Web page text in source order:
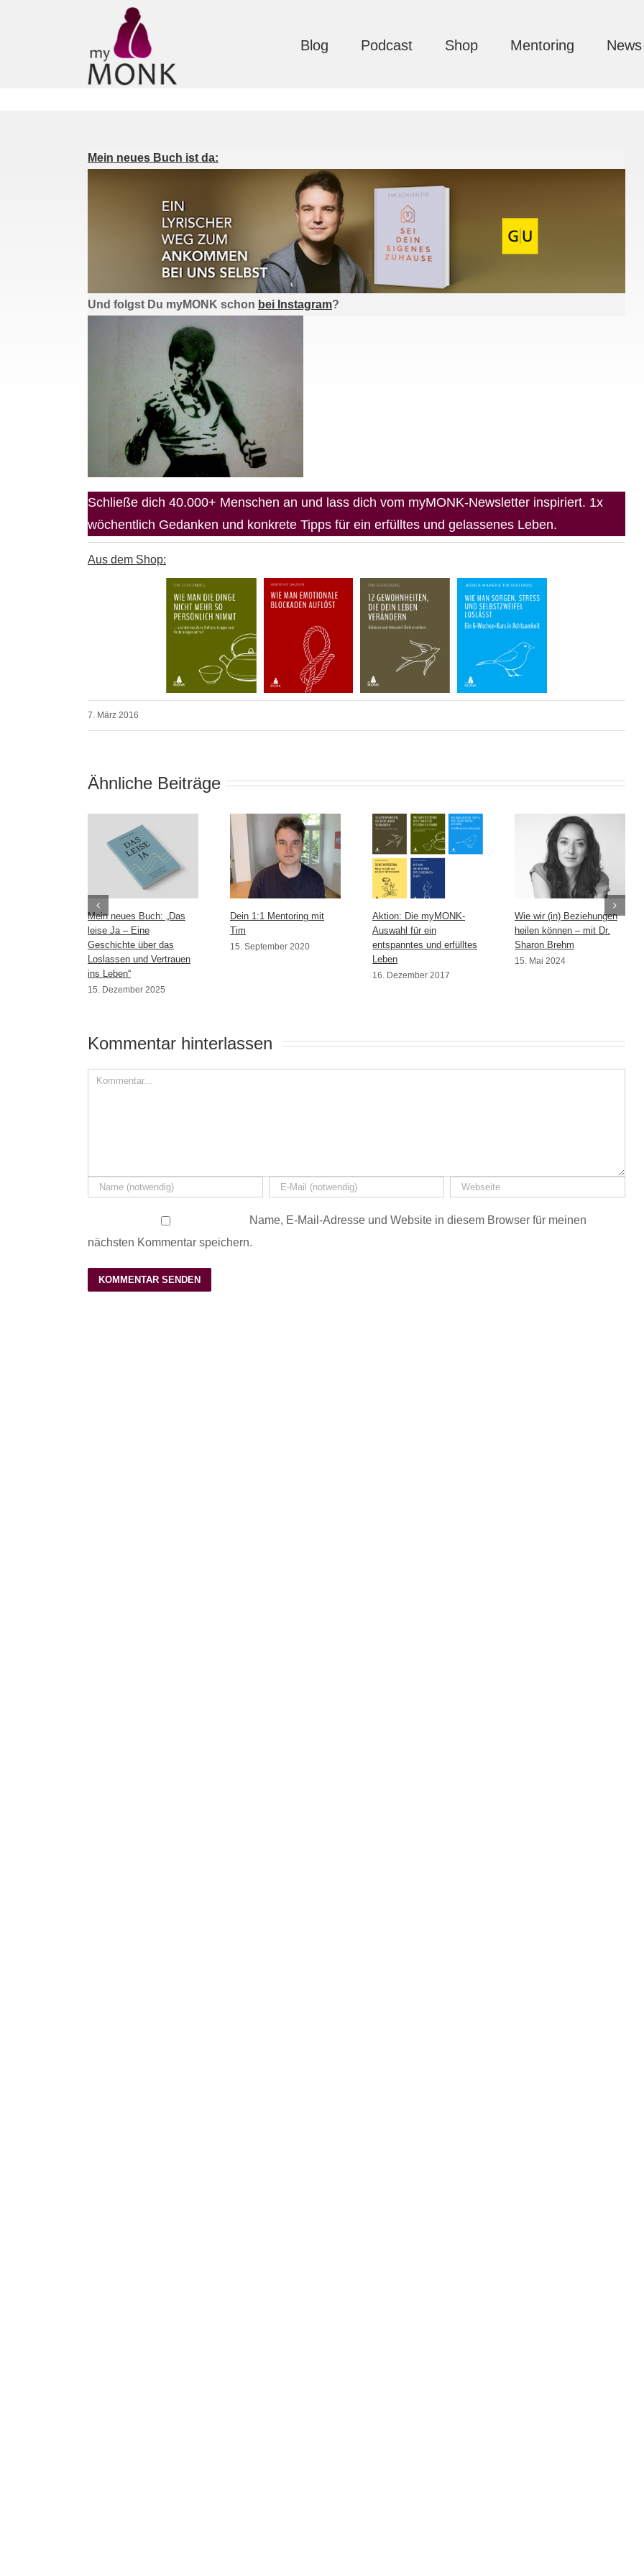
Blog Podcast Shop Mentoring News
Mein neues Buch ist da:
Und folgst Du myMONK schon bei Instagram?
Schließe dich 40.000+ Menschen an und lass dich vom myMONK-Newsletter inspiriert. 1x
wöchentlich Gedanken und konkrete Tipps für ein erfülltes und gelassenes Leben.
Aus dem Shop:
7. März 2016
Ähnliche Beiträge
Mein neues Buch: „Das
leise Ja – Eine
Geschichte über das
Loslassen und Vertrauen
ins Leben“
15. Dezember 2025
Dein 1:1 Mentoring mit
Tim
15. September 2020
Aktion: Die myMONK-
Auswahl für ein
entspanntes und erfülltes
Leben
16. Dezember 2017
Wie wir (in) Beziehungen
heilen können – mit Dr.
Sharon Brehm
15. Mai 2024
Kommentar hinterlassen
Name, E-Mail-Adresse und Website in diesem Browser für meinen
nächsten Kommentar speichern.